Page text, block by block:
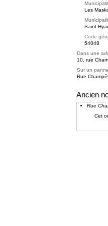
Les
Saint-
Code
54048
Dans une
10, rue
Sur un
Rue
Ancien
Rue
Cet